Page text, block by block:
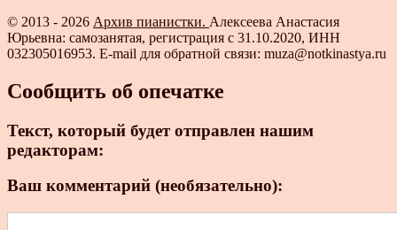
© 2013 - 2026 Архив пианистки. Алексеева Анастасия
Юрьевна: самозанятая, регистрация с 31.10.2020, ИНН
032305016953. E-mail для обратной связи: muza@notkinastya.ru
Сообщить об опечатке
Текст, который будет отправлен нашим
редакторам:
Ваш комментарий (необязательно):